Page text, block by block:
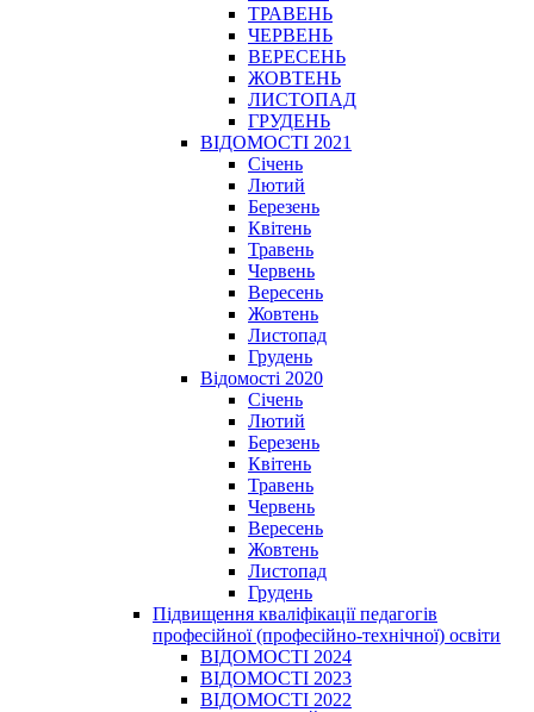
ТРАВЕНЬ
ЧЕРВЕНЬ
ВЕРЕСЕНЬ
ЖОВТЕНЬ
ЛИСТОПАД
ГРУДЕНЬ
ВІДОМОСТІ 2021
Січень
Лютий
Березень
Квітень
Травень
Червень
Вересень
Жовтень
Листопад
Грудень
Відомості 2020
Січень
Лютий
Березень
Квітень
Травень
Червень
Вересень
Жовтень
Листопад
Грудень
Підвищення кваліфікації педагогів
професійної (професійно-технічної) освіти
ВІДОМОСТІ 2024
ВІДОМОСТІ 2023
ВІДОМОСТІ 2022